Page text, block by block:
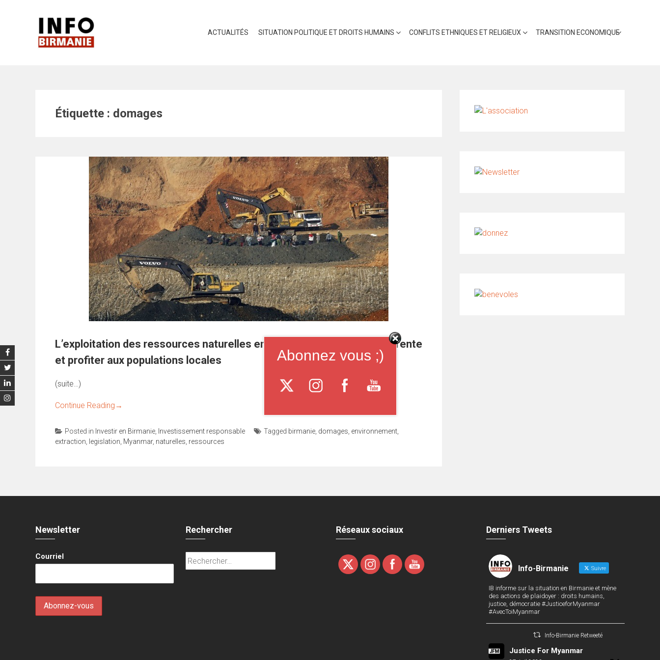
ACTUALITÉS SITUATION POLITIQUE ET DROITS HUMAINS CONFLITS ETHNIQUES ET RELIGIEUX TRANSITION ECONOMIQUE
Étiquette : domages
L’exploitation des ressources naturelles en Birmanie doit être transparente
et profiter aux populations locales
(suite…)
Continue Reading →
Posted in Investir en Birmanie Investissement responsable Tagged birmanie domages environnement
extraction
legislation Myanmar, naturelles ressources
Newsletter
Courriel
Rechercher
Rechercher :
Réseaux sociaux Derniers Tweets
Info-Birmanie Suivre
IB informe sur la situation en Birmanie et mène
des actions de plaidoyer : droits humains,
justice, démocratie #JusticeforMyanmar
#AvecToiMyanmar
Info-Birmanie Retweeté
Justice For Myanmar
Abonnez vous ;)